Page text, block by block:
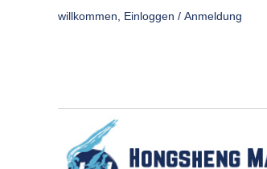
willkommen, Einloggen / Anmeldung